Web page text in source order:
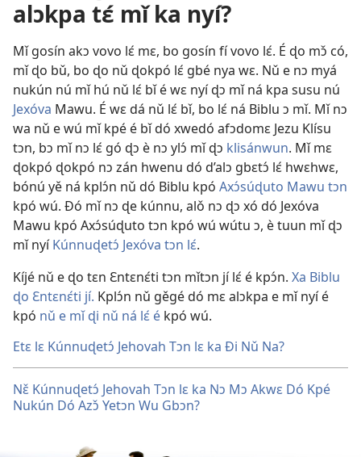
alɔkpa tɛ́ mǐ ka nyí?
Mǐ gosín akɔ vovo lɛ́ mɛ, bo gosín fí vovo lɛ́. É ɖo mɔ̌ có,
mǐ ɖo bǔ, bo ɖo nǔ ɖokpó lɛ́ gbé nya wɛ. Nǔ e nɔ myá
nukún nú mǐ hú nǔ lɛ́ bǐ é wɛ nyí ɖɔ mǐ ná kpa susu nú
Jexóva Mawu. É wɛ dá nǔ lɛ́ bǐ, bo lɛ́ ná Biblu ɔ mǐ. Mǐ nɔ
wa nǔ e wú mǐ kpé é bǐ dó xwedó afɔdomɛ Jezu Klísu
tɔn, bɔ mǐ nɔ lɛ́ gó ɖɔ è nɔ ylɔ́ mǐ ɖɔ klisánwun. Mǐ mɛ
ɖokpó ɖokpó nɔ zán hwenu dó d’alɔ gbɛtɔ́ lɛ́ hwɛhwɛ,
bónú yě ná kplɔ́n nǔ dó Biblu kpó Axɔ́súɖuto Mawu tɔn
kpó wú. Ðó mǐ nɔ ɖe kúnnu, alǒ nɔ ɖɔ xó dó Jexóva
Mawu kpó Axɔ́súɖuto tɔn kpó wú wútu ɔ, è tuun mǐ ɖɔ
mǐ nyíKúnnuɖetɔ́ Jexóva tɔn lɛ́.
Kíjé nǔ e ɖo tɛn Ɛntɛnɛ́ti tɔn mǐtɔn jí lɛ́ é kpɔ́n. Xa Biblu
ɖo Ɛntɛnɛ́ti jí. Kplɔ́n nǔ gěgé dó mɛ alɔkpa e mǐ nyí é
kpó nǔ e mǐ ɖi nǔ ná lɛ́ é kpó wú.
Etɛ lɛ Kúnnuɖetɔ́ Jehovah Tɔn lɛ ka Ði Nǔ Na?
Nɛ̌ Kúnnuɖetɔ́ Jehovah Tɔn lɛ ka Nɔ Mɔ Akwɛ Dó Kpé
Nukún Dó Azɔ̌ Yetɔn Wu Gbɔn?